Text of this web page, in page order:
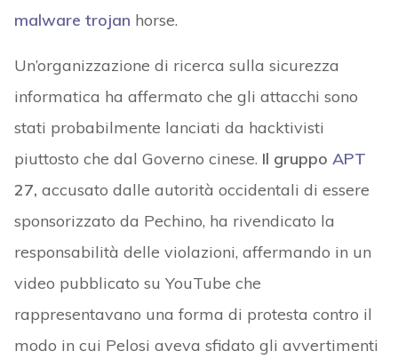
malware trojan horse.
Un’organizzazione di ricerca sulla sicurezza
informatica ha affermato che gli attacchi sono
stati probabilmente lanciati da hacktivisti
piuttosto che dal Governo cinese. Il gruppo APT
27, accusato dalle autorità occidentali di essere
sponsorizzato da Pechino, ha rivendicato la
responsabilità delle violazioni, affermando in un
video pubblicato su YouTube che
rappresentavano una forma di protesta contro il
modo in cui Pelosi aveva sfidato gli avvertimenti